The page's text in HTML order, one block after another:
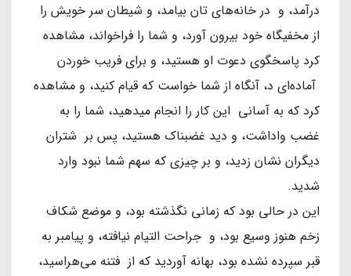
درآمد، و در خانه‌های تان بیامد، و شیطان سر خویش را
از مخفیگاه خود بیرون آورد، و شما را فراخواند، مشاهده
کرد پاسخگوی دعوت او هستید، و برای فریب خوردن
آماده‌ای د، آنگاه از شما خواست که قیام کنید، و مشاهده
کرد که به آسانی این کار را انجام میدهید، شما را به
غضب واداشت، و دید غضبناک هستید، پس بر شتران
دیگران نشان زدید، و بر چیزی که سهم شما نبود وارد
شدید.
این در حالی بود که زمانی نگذشته بود، و موضع شکاف
زخم هنوز وسیع بود، و جراحت التیام نیافته، و پیامبر به
قبر سپرده نشده بود، بهانه آوردید که از فتنه می‌هراسید،